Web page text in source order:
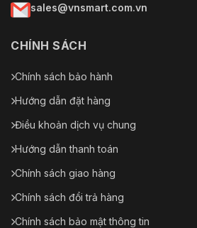
sales@vnsmart.com.vn
CHÍNH SÁCH
Chính sách bảo hành
Hướng dẫn đặt hàng
Điều khoản dịch vụ chung
Hướng dẫn thanh toán
Chính sách giao hàng
Chính sách đổi trả hàng
Chính sách bảo mật thông tin